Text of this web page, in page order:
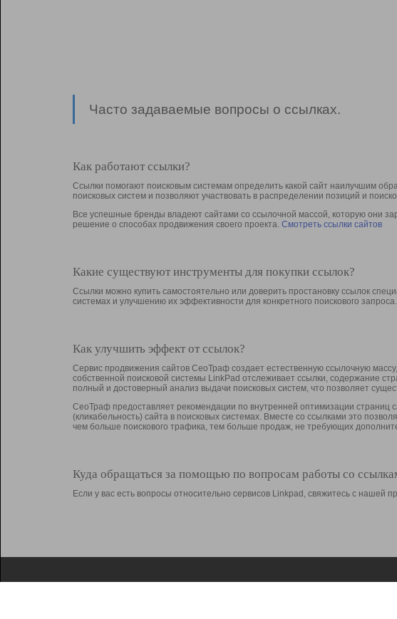
Часто задаваемые вопросы о ссылках.
Как работают ссылки?
Ссылки помогают поисковым системам определить какой сайт наилучшим
поисковых систем и позволяют участвовать в раcпределении позиций и
Все успешные бренды владеют сайтами со ссылочной массой, которую они
решение о способах продвижения своего проекта. Смотреть ссылки сайтов
Какие существуют инструменты для покупки ссылок?
Ссылки можно купить самостоятельно или доверить простановку ссылок
системах и улучшению их эффективности для конкретного поискового запроса.
Как улучшить эффект от ссылок?
Сервис продвижения сайтов СеоТраф создает естественную ссылочную
собственной поисковой системы LinkPad отслеживает ссылки, содержание
полный и достоверный анализ выдачи поисковых систем, что позволяет
СеоТраф предоставляет рекомендации по внутренней оптимизации страниц
(кликабельность) сайта в поисковых системах. Вместе со ссылками это
чем больше поискового трафика, тем больше продаж, не требующих
Куда обращаться за помощью по вопросам работы со
Если у вас есть вопросы относительно сервисов Linkpad, свяжитесь с